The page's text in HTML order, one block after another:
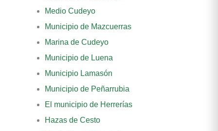
Medio Cudeyo
Municipio de Mazcuerras
Marina de Cudeyo
Municipio de Luena
Municipio Lamasón
Municipio de Peñarrubia
El municipio de Herrerías
Hazas de Cesto